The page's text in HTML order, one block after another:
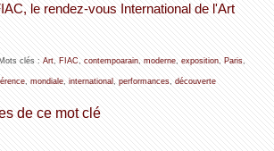
le rendez-vous International de l'Art
clés : Art, FIAC contempoarain, moderne, exposition, Paris,
, mondiale, international performances, découverte
de ce mot clé